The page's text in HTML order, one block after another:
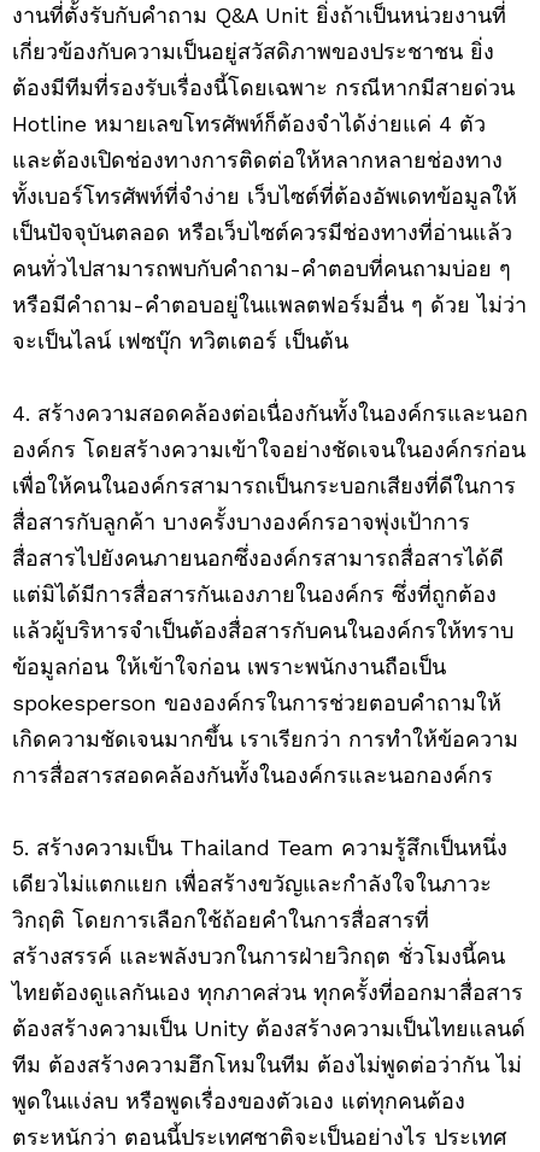
งานที่ตั้งรับกับคำถาม Q&A Unit ยิ่งถ้าเป็นหน่วยงานที่
เกี่ยวข้องกับความเป็นอยู่สวัสดิภาพของประชาชน ยิ่ง
ต้องมีทีมที่รองรับเรื่องนี้โดยเฉพาะ กรณีหากมีสายด่วน
Hotline หมายเลขโทรศัพท์ก็ต้องจำได้ง่ายแค่ 4 ตัว
และต้องเปิดช่องทางการติดต่อให้หลากหลายช่องทาง
ทั้งเบอร์โทรศัพท์ที่จำง่าย เว็บไซต์ที่ต้องอัพเดทข้อมูลให้
เป็นปัจจุบันตลอด หรือเว็บไซต์ควรมีช่องทางที่อ่านแล้ว
คนทั่วไปสามารถพบกับคำถาม-คำตอบที่คนถามบ่อย ๆ
หรือมีคำถาม-คำตอบอยู่ในแพลตฟอร์มอื่น ๆ ด้วย ไม่ว่า
จะเป็นไลน์ เฟซบุ๊ก ทวิตเตอร์ เป็นต้น
4. สร้างความสอดคล้องต่อเนื่องกันทั้งในองค์กรและนอก
องค์กร โดยสร้างความเข้าใจอย่างชัดเจนในองค์กรก่อน
เพื่อให้คนในองค์กรสามารถเป็นกระบอกเสียงที่ดีในการ
สื่อสารกับลูกค้า บางครั้งบางองค์กรอาจพุ่งเป้าการ
สื่อสารไปยังคนภายนอกซึ่งองค์กรสามารถสื่อสารได้ดี
แต่มิได้มีการสื่อสารกันเองภายในองค์กร ซึ่งที่ถูกต้อง
แล้วผู้บริหารจำเป็นต้องสื่อสารกับคนในองค์กรให้ทราบ
ข้อมูลก่อน ให้เข้าใจก่อน เพราะพนักงานถือเป็น
spokesperson ขององค์กรในการช่วยตอบคำถามให้
เกิดความชัดเจนมากขึ้น เราเรียกว่า การทำให้ข้อความ
การสื่อสารสอดคล้องกันทั้งในองค์กรและนอกองค์กร
5. สร้างความเป็น Thailand Team ความรู้สึกเป็นหนึ่ง
เดียวไม่แตกแยก เพื่อสร้างขวัญและกำลังใจในภาวะ
วิกฤติ โดยการเลือกใช้ถ้อยคำในการสื่อสารที่
สร้างสรรค์ และพลังบวกในการฝ่ายวิกฤต ชั่วโมงนี้คน
ไทยต้องดูแลกันเอง ทุกภาคส่วน ทุกครั้งที่ออกมาสื่อสาร
ต้องสร้างความเป็น Unity ต้องสร้างความเป็นไทยแลนด์
ทีม ต้องสร้างความฮึกโหมในทีม ต้องไม่พูดต่อว่ากัน ไม่
พูดในแง่ลบ หรือพูดเรื่องของตัวเอง แต่ทุกคนต้อง
ตระหนักว่า ตอนนี้ประเทศชาติจะเป็นอย่างไร ประเทศ